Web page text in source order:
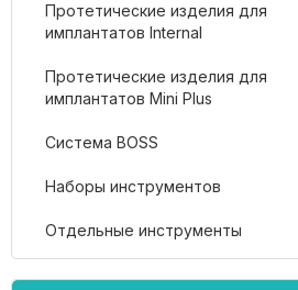
Протетические изделия для
имплантатов Internal
Протетические изделия для
имплантатов Mini Plus
Система BOSS
Наборы инструментов
Отдельные инструменты